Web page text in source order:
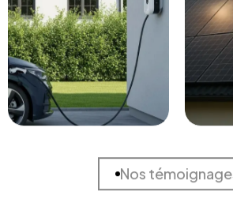
Solutions Sur Mesure
Chaque habitation est unique. Nous
votre toiture pour concevoir la
et adaptée à vos besoins